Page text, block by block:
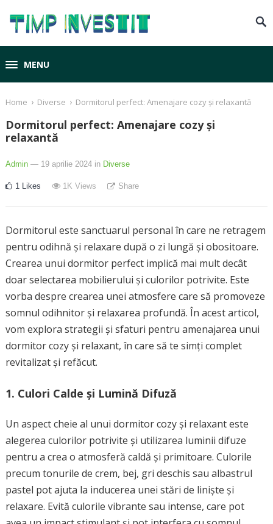
MENU
Home › Diverse › Dormitorul perfect: Amenajare cozy și relaxantă
Dormitorul perfect: Amenajare cozy și
relaxantă
Admin — 19 aprilie 2024 in Diverse
1 Likes 1K Views Share
Dormitorul este sanctuarul personal în care ne retragem
pentru odihnă și relaxare după o zi lungă și obositoare.
Crearea unui dormitor perfect implică mai mult decât
doar selectarea mobilierului și culorilor potrivite. Este
vorba despre crearea unei atmosfere care să promoveze
somnul odihnitor și relaxarea profundă. În acest articol,
vom explora strategii și sfaturi pentru amenajarea unui
dormitor cozy și relaxant, în care să te simți complet
revitalizat și refăcut.
1. Culori Calde și Lumină Difuză
Un aspect cheie al unui dormitor cozy și relaxant este
alegerea culorilor potrivite și utilizarea luminii difuze
pentru a crea o atmosferă caldă și primitoare. Culorile
precum tonurile de crem, bej, gri deschis sau albastrul
pastel pot ajuta la inducerea unei stări de liniște și
relaxare. Evită culorile vibrante sau intense, care pot